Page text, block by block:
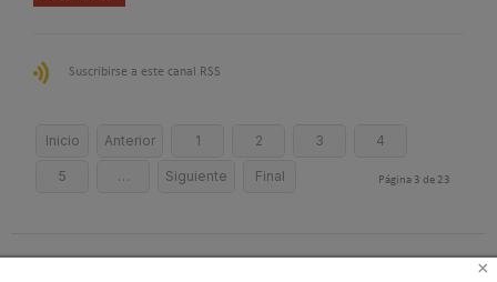
Suscribirse a este canal RSS
Inicio Anterior 1 2 3 4
5 … Siguiente Final Página 3 de 23
×